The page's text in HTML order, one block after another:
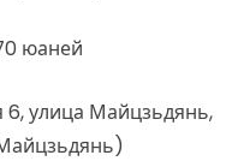
юаней
6, улица Майцзьдянь,